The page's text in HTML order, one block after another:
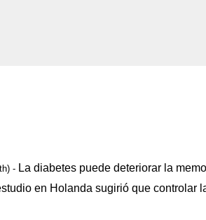
- La diabetes puede deteriorar la
en Holanda sugirió que controlar